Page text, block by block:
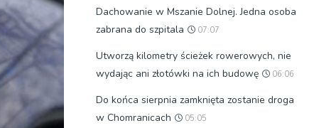
Dachowanie w Mszanie Dolnej. Jedna osoba
zabrana do szpitala
07:07
Utworzą kilometry ścieżek rowerowych, nie
wydając ani złotówki na ich budowę
06:06
Do końca sierpnia zamknięta zostanie droga
w Chomranicach
05:05